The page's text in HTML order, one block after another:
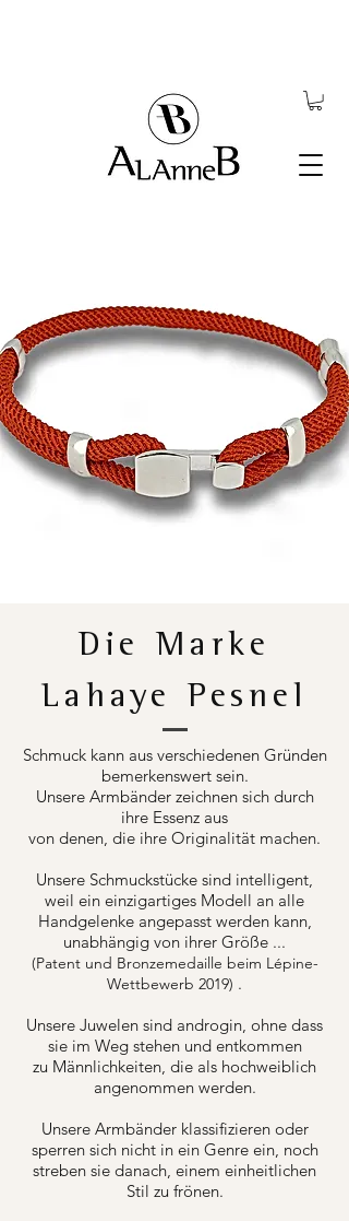
Die Marke
Lahaye Pesnel
Schmuck kann aus verschiedenen Gründen
bemerkenswert sein.
Unsere Armbänder zeichnen sich durch
ihre Essenz aus
von denen, die ihre Originalität machen.
Unsere Schmuckstücke sind intelligent,
weil ein einzigartiges Modell an alle
Handgelenke angepasst werden kann,
unabhängig von ihrer Größe ...
(Patent und Bronzemedaille beim Lépine-
Wettbewerb 2019) .
Unsere Juwelen sind androgin, ohne dass
sie im Weg stehen und entkommen
zu Männlichkeiten, die als hochweiblich
angenommen werden.
Unsere Armbänder klassifizieren oder
sperren sich nicht in ein Genre ein, noch
streben sie danach, einem einheitlichen
Stil zu frönen.